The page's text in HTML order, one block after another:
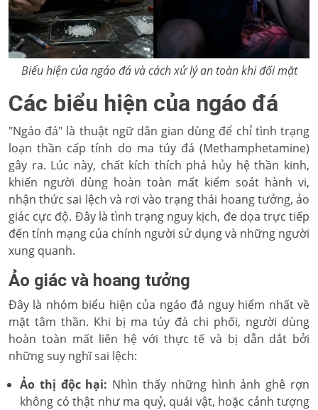
Biểu hiện của ngáo đá và cách xử lý an toàn khi đối mặt
Các biểu hiện của ngáo đá
"Ngáo đá" là thuật ngữ dân gian dùng để chỉ tình trạng
loạn thần cấp tính do ma túy đá (Methamphetamine)
gây ra. Lúc này, chất kích thích phá hủy hệ thần kinh,
khiến người dùng hoàn toàn mất kiểm soát hành vi,
nhận thức sai lệch và rơi vào trạng thái hoang tưởng, ảo
giác cực độ. Đây là tình trạng nguy kịch, đe dọa trực tiếp
đến tính mạng của chính người sử dụng và những người
xung quanh.
Ảo giác và hoang tưởng
Đây là nhóm biểu hiện của ngáo đá nguy hiểm nhất về
mặt tâm thần. Khi bị ma túy đá chi phối, người dùng
hoàn toàn mất liên hệ với thực tế và bị dẫn dắt bởi
những suy nghĩ sai lệch:
Ảo thị độc hại: Nhìn thấy những hình ảnh ghê rợn
không có thật như ma quỷ, quái vật, hoặc cảnh tượng